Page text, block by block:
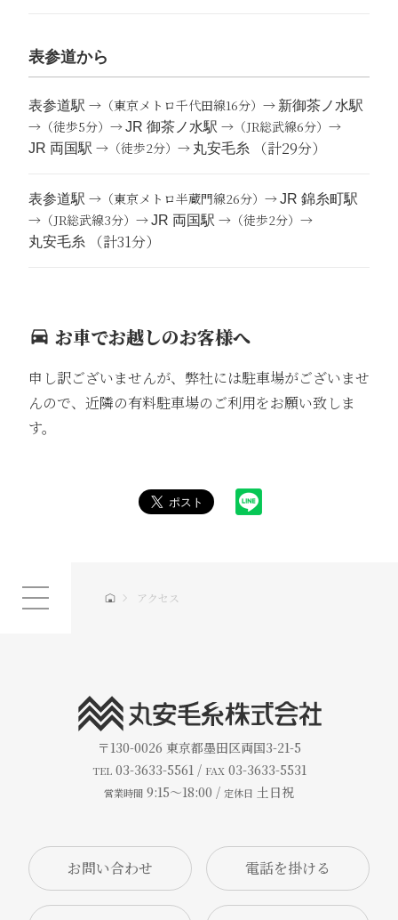
表参道から
表参道駅 →（東京メトロ千代田線16分）→ 新御茶ノ水駅
→（徒歩5分）→ JR 御茶ノ水駅 →（JR総武線6分）→
JR 両国駅 →（徒歩2分）→ 丸安毛糸 （計29分）
表参道駅 →（東京メトロ半蔵門線26分）→ JR 錦糸町駅
→（JR総武線3分）→ JR 両国駅 →（徒歩2分）→
丸安毛糸 （計31分）
お車でお越しのお客様へ
申し訳ございませんが、弊社には駐車場がございませ
んので、近隣の有料駐車場のご利用をお願い致しま
す。
アクセス
〒130-0026 東京都墨田区両国3-21-5
TEL03-3633-5561 / FAX03-3633-5531
営業時間 9:15～18:00 / 定休日 土日祝
お問い合わせ